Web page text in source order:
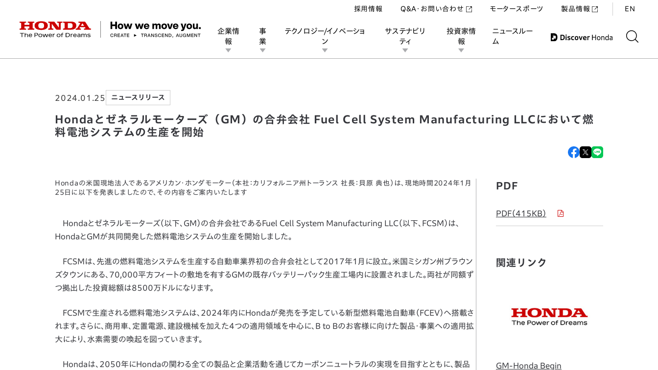
HONDA The Power of Dreams
企業情
報
経営方針 会社概要 ヒストリー
事
業
パワープロダクツ マリン
テクノロジー/イノベーショ
ン
デザイン オープンイノベーション
サステナビリ
ティ
Honda Report 環境 社会
投資家情
報
財務・業績情報 株式・債券情報
ニュースルー
ム
採用情報 Q&A・お問い合わせ モータースポーツ 製品情報 EN
Hondaとゼネラルモーターズ（GM）の合弁会社 Fuel Cell System Manufacturing LLCにおいて燃料電池システムの生産を開始
2024.01.25 ニュースリリース
Hondaとゼネラルモーターズ（GM）の合弁会社 Fuel Cell System Manufacturing LLCにおいて燃
料電池システムの生産を開始
Hondaの米国現地法人であるアメリカン・ホンダモーター（本社：カリフォルニア州トーランス 社長：貝原 典也）は、現地時間2024年1月
25日に以下を発表しましたので、その内容をご案内いたします
Hondaとゼネラルモーターズ（以下、GM）の合弁会社であるFuel Cell System Manufacturing LLC（以下、FCSM）は、
HondaとGMが共同開発した燃料電池システムの生産を開始しました。
FCSMは、先進の燃料電池システムを生産する自動車業界初の合弁会社として2017年1月に設立。米国ミシガン州ブラウン
ズタウンにある、70,000平方フィートの敷地を有するGMの既存バッテリーパック生産工場内に設置されました。両社が同額ず
つ拠出した投資総額は8500万ドルになります。
FCSMで生産される燃料電池システムは、2024年内にHondaが発売を予定している新型燃料電池自動車（FCEV）へ搭載さ
れます。さらに、商用車、定置電源、建設機械を加えた4つの適用領域を中心に、B to Bのお客様に向けた製品・事業への適用拡
大により、水素需要の喚起を図っていきます。
Hondaは、2050年にHondaの関わる全ての製品と企業活動を通じてカーボンニュートラルの実現を目指すとともに、製品
PDF
PDF（415KB）
関連リンク
GM-Honda Begin